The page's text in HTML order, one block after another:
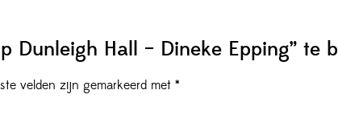
Dunleigh Hall – Dineke Epping” te
velden zijn gemarkeerd met *